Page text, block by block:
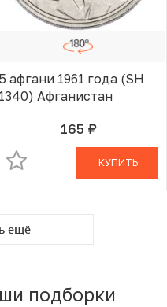
5 афгани 1961 года (SH
1340) Афганистан
165 руб.В КОРЗИНЕ
КУПИТЬ
ещё
подборки